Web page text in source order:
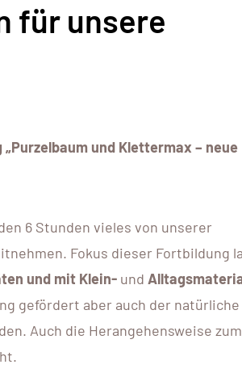
für unsere
„Purzelbaum und Klettermax – neue
6 Stunden vieles von unserer
Fokus dieser Fortbildung
und mit Klein- und
gefördert aber auch der natürliche
Auch die Herangehensweise zum